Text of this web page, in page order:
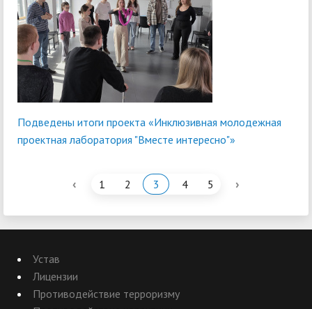
Подведены итоги проекта «Инклюзивная молодежная
проектная лаборатория "Вместе интересно"»
‹ 1 2 3 4 5 ›
Устав
Лицензии
Противодействие терроризму